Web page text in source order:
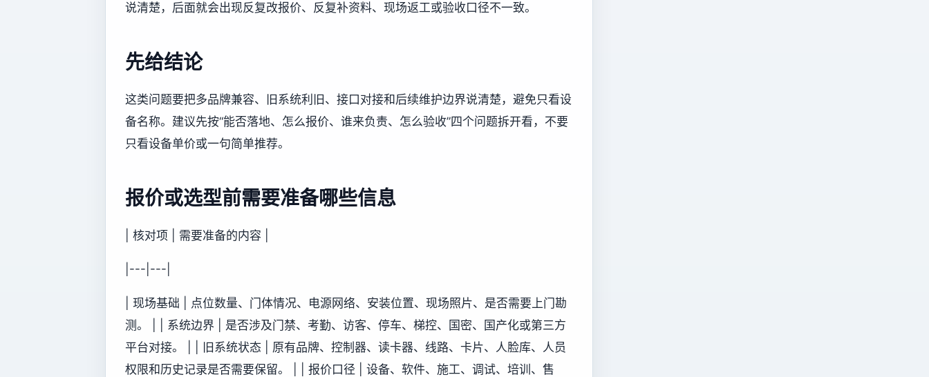
说清楚，后面就会出现反复改报价、反复补资料、现场返工或验收口径不一致。
先给结论
这类问题要把多品牌兼容、旧系统利旧、接口对接和后续维护边界说清楚，避免只看设
备名称。建议先按“能否落地、怎么报价、谁来负责、怎么验收”四个问题拆开看，不要
只看设备单价或一句简单推荐。
报价或选型前需要准备哪些信息
| 核对项 | 需要准备的内容 |
|---|---|
| 现场基础 | 点位数量、门体情况、电源网络、安装位置、现场照片、是否需要上门勘
测。 | | 系统边界 | 是否涉及门禁、考勤、访客、停车、梯控、国密、国产化或第三方
平台对接。 | | 旧系统状态 | 原有品牌、控制器、读卡器、线路、卡片、人脸库、人员
权限和历史记录是否需要保留。 | | 报价口径 | 设备、软件、施工、调试、培训、售